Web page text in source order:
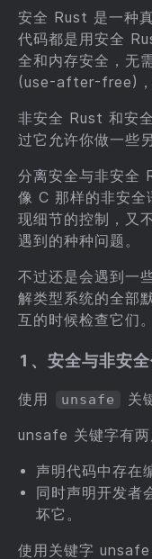
安全 Rust 是一种
代码都是用安全
全和内存安全，无
(use-after-free)，
非安全 Rust 和安
过它允许你做一些
分离安全与非安全
像 C 那样的非安
现细节的控制，又
遇到的种种问题。
不过还是会遇到一
解类型系统的全部
互的时候检查它们。
1、安全与非安
使用 unsafe 关
unsafe 关键字有两
声明代码中存在
同时声明开发者
坏它。
使用关键字